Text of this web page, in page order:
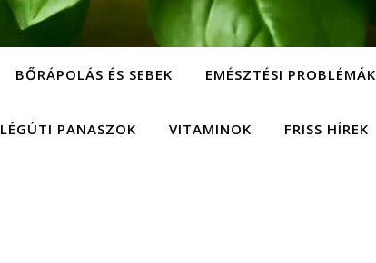
BŐRÁPOLÁS ÉS SEBEK EMÉSZTÉSI PROBLÉMÁK
LÉGÚTI PANASZOK VITAMINOK FRISS HÍREK